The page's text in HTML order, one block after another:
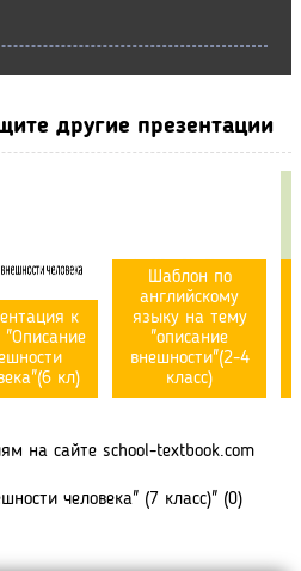
другие презентации
к
"Описание
кл)
Шаблон по
английскому
языку на тему
"описание
внешности"(2-4
класс)
на сайте school-textbook.com
человека" (7 класс)" (0)